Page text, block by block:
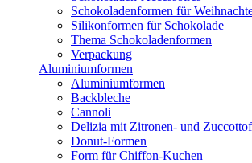
Schokoladenformen für
Silikonformen für Schokolade
Thema Schokoladenformen
Verpackung
Aluminiumformen
Aluminiumformen
Backbleche
Cannoli
Delizia mit Zitronen- und
Donut-Formen
Form für Chiffon-Kuchen